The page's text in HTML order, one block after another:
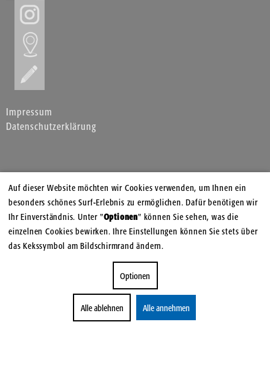
Impressum
Datenschutzerklärung
Auf dieser Website möchten wir Cookies verwenden, um Ihnen ein
besonders schönes Surf-Erlebnis zu ermöglichen. Dafür benötigen wir
Ihr Einverständnis. Unter "Optionen" können Sie sehen, was die
einzelnen Cookies bewirken. Ihre Einstellungen können Sie stets über
das Kekssymbol am Bildschirmrand ändern.
Optionen
Alle ablehnen Alle annehmen